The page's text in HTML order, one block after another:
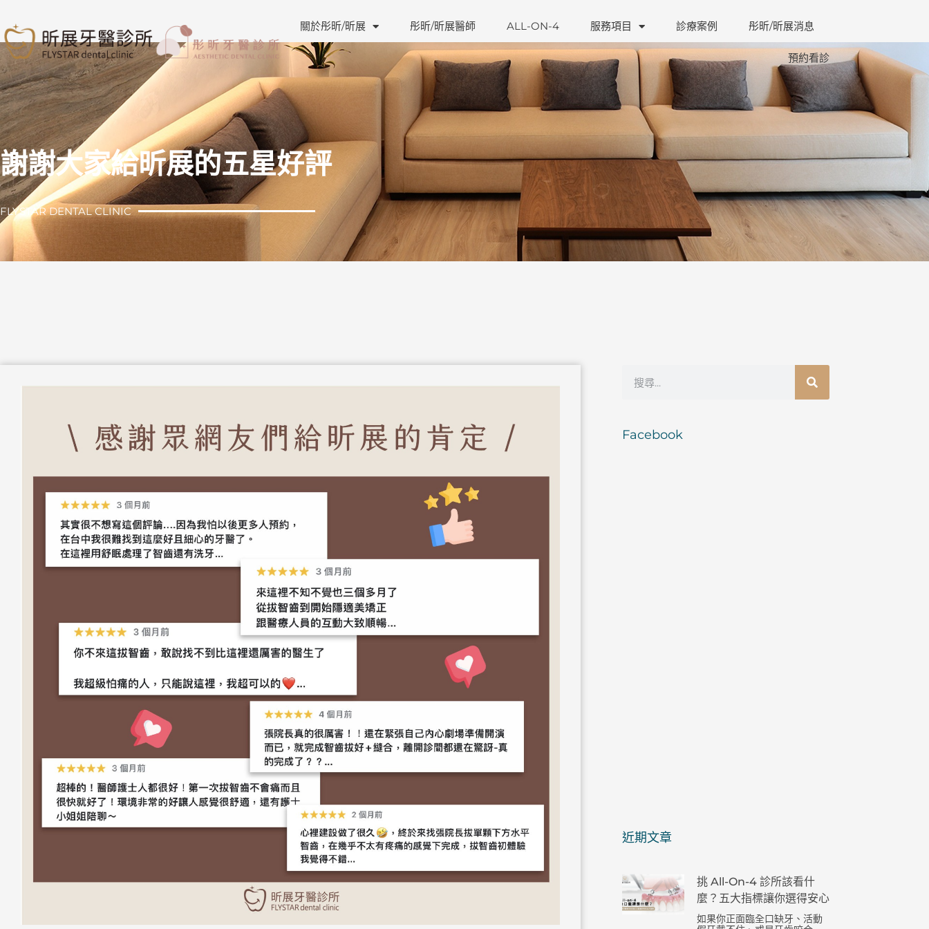
主
內
容
關於彤昕/昕展 彤昕/昕展醫師 ALL-ON-4 服務項目 診療案例 彤昕/昕展消息
預約看診
謝謝大家給昕展的五星好評
FLYSTAR DENTAL CLINIC
Facebook
近期文章
挑 All-On-4 診所該看什
麼？五大指標讓你選得安心
如果你正面臨全口缺牙、活動